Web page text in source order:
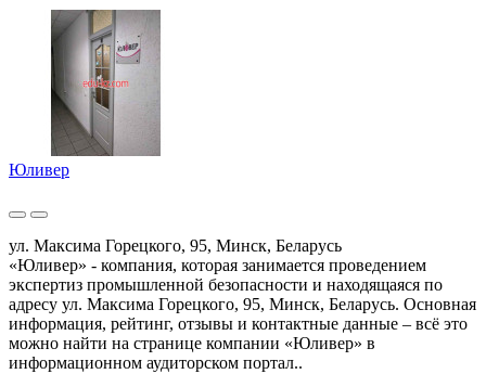
Юливер
ул. Максима Горецкого, 95, Минск, Беларусь
«Юливер» - компания, которая занимается проведением
экспертиз промышленной безопасности и находящаяся по
адресу ул. Максима Горецкого, 95, Минск, Беларусь. Основная
информация, рейтинг, отзывы и контактные данные – всё это
можно найти на странице компании «Юливер» в
информационном аудиторском портал..